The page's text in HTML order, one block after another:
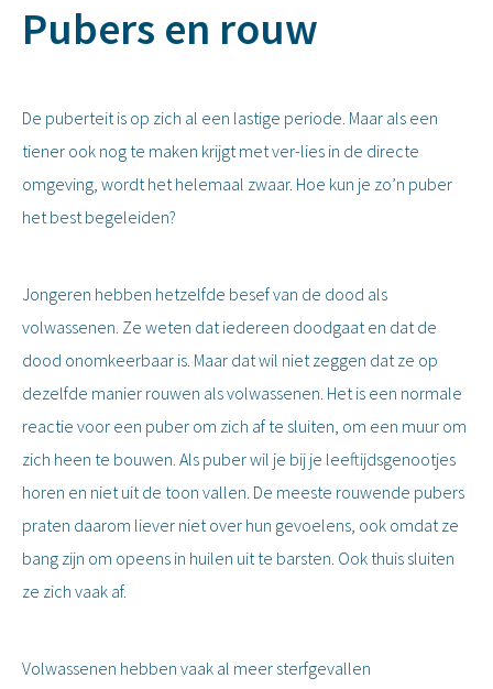
Pubers en rouw
De puberteit is op zich al een lastige periode. Maar als een
tiener ook nog te maken krijgt met ver-lies in de directe
omgeving, wordt het helemaal zwaar. Hoe kun je zo’n puber
het best begeleiden?
Jongeren hebben hetzelfde besef van de dood als
volwassenen. Ze weten dat iedereen doodgaat en dat de
dood onomkeerbaar is. Maar dat wil niet zeggen dat ze op
dezelfde manier rouwen als volwassenen. Het is een normale
reactie voor een puber om zich af te sluiten, om een muur om
zich heen te bouwen. Als puber wil je bij je leeftijdsgenootjes
horen en niet uit de toon vallen. De meeste rouwende pubers
praten daarom liever niet over hun gevoelens, ook omdat ze
bang zijn om opeens in huilen uit te barsten. Ook thuis sluiten
ze zich vaak af.
Volwassenen hebben vaak al meer sterfgevallen